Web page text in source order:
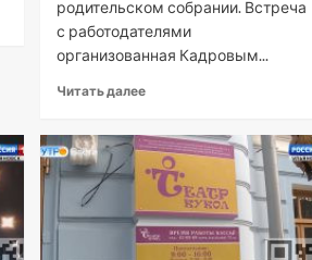
родительском собрании. Встреча
с работодателями
организованная Кадровым...
Читать далее